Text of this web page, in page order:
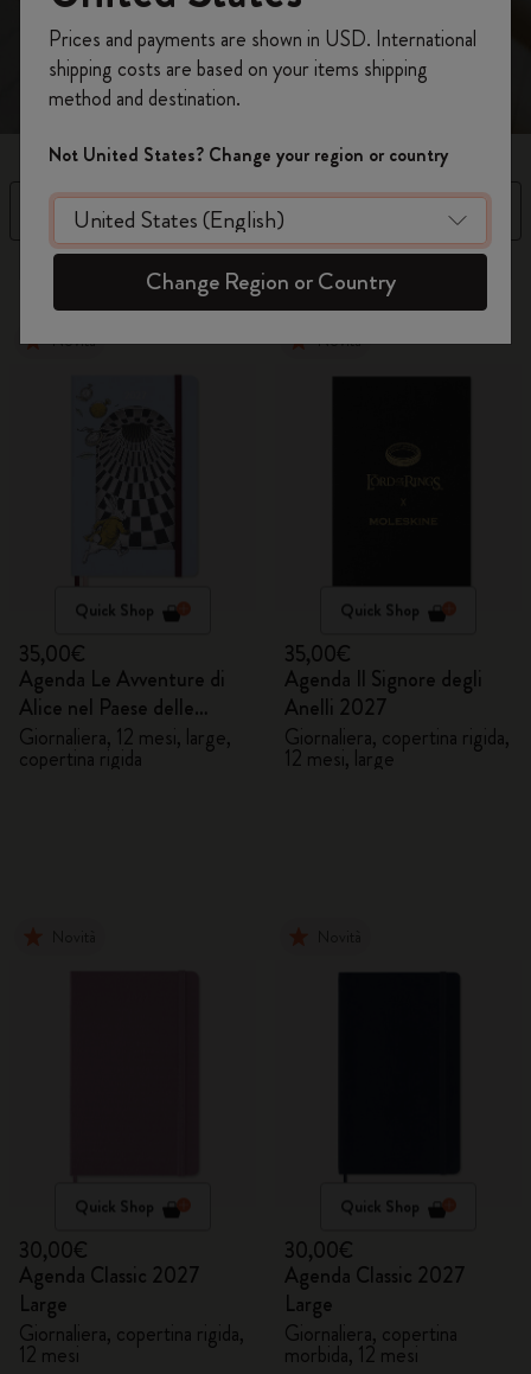
Filtra
37 Prodotti
Novità
Quick Shop
35,00€
Agenda Le Avventure di
Alice nel Paese delle
Meraviglie 2027
Giornaliera, 12 mesi, large,
copertina rigida
Novità
Quick Shop
35,00€
Agenda Il Signore degli
Anelli 2027
Giornaliera, copertina rigida,
12 mesi, large
Quick Shop
30,00€
Agenda Classic 2027
Large
Giornaliera, copertina rigida,
12 mesi
Quick Shop
30,00€
Agenda Classic 2027
Large
Giornaliera, copertina
morbida, 12 mesi
spedizione gratuita sul tuo primo ordine
usando il codiceWELCOME10.
Crea un account Moleskine per avere accesso
ad offerte, vantaggi e tanta ispirazione.
Registrati!
Prices and payments are shown in USD. International
shipping costs are based on your items shipping
method and destination.
Not United States? Change your region or country
Change Region or Country